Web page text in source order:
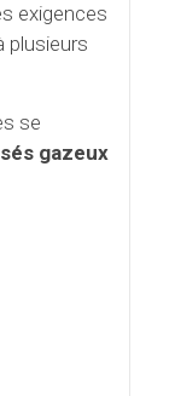
exigences
plusieurs
se
gazeux